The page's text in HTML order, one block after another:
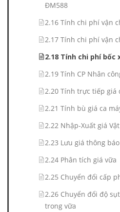
ĐM588
2.16 Tính chi phí vận
2.17 Tính chi phí vận
2.18 Tính chi phí bốc
2.19 Tính CP Nhân
2.20 Tính trực tiếp giá
2.21 Tính bù giá ca
2.22 Nhập-Xuất giá
2.23 Lưu giá thông
2.24 Phân tích giá vữa
2.25 Chuyển đổi cấp
2.26 Chuyển đổi độ
trong vữa